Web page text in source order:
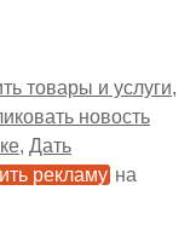
товары и услуги
новость
Дать
рекламу на